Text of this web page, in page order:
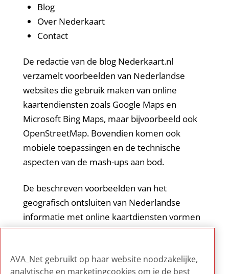
Blog
Over Nederkaart
Contact
De redactie van de blog Nederkaart.nl
verzamelt voorbeelden van Nederlandse
websites die gebruik maken van online
kaartendiensten zoals Google Maps en
Microsoft Bing Maps, maar bijvoorbeeld ook
OpenStreetMap. Bovendien komen ook
mobiele toepassingen en de technische
aspecten van de mash-ups aan bod.
De beschreven voorbeelden van het
geografisch ontsluiten van Nederlandse
informatie met online kaartdiensten vormen
een interessante bron voor beheerders van
online willen presenteren.
AVA_Net gebruikt op haar website noodzakelijke,
analytische en marketingcookies om je de best